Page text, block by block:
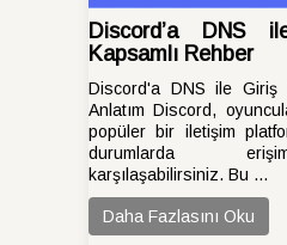
Discord’a DNS
Kapsamlı Rehber
Discord'a DNS ile Giriş
Anlatım Discord,
popüler bir iletişim
durumlarda
karşılaşabilirsiniz. Bu ...
Daha Fazlasını Oku